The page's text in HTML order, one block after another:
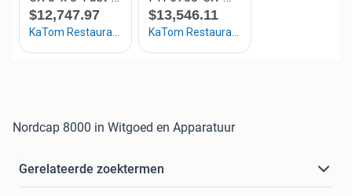
Nordcap 8000 in Witgoed en Apparatuur
Gerelateerde zoektermen